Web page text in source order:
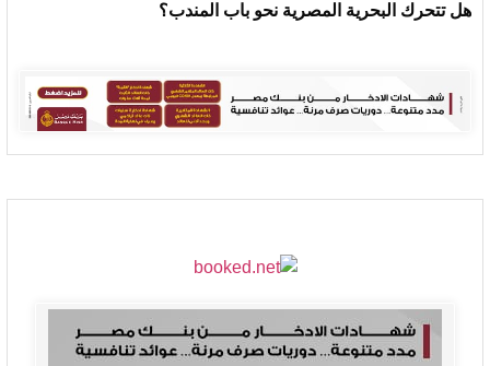
هل تتحرك البحرية المصرية نحو باب المندب؟